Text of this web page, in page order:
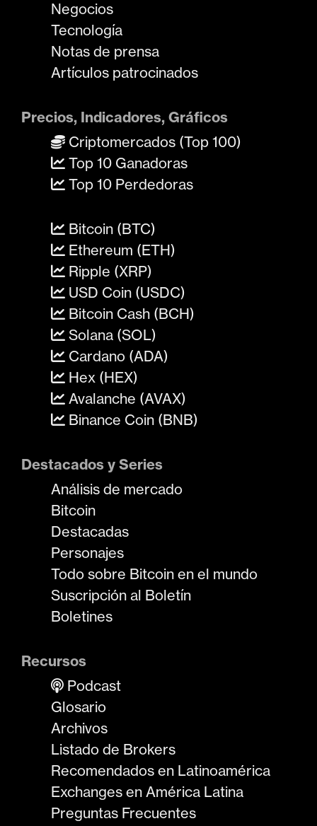
Negocios
Tecnología
Notas de prensa
Artículos patrocinados
Precios, Indicadores, Gráficos
Criptomercados (Top 100)
Top 10 Ganadoras
Top 10 Perdedoras
Bitcoin (BTC)
Ethereum (ETH)
Ripple (XRP)
USD Coin (USDC)
Bitcoin Cash (BCH)
Solana (SOL)
Cardano (ADA)
Hex (HEX)
Avalanche (AVAX)
Binance Coin (BNB)
Destacados y Series
Análisis de mercado
Bitcoin
Destacadas
Personajes
Todo sobre Bitcoin en el mundo
Suscripción al Boletín
Boletines
Recursos
Podcast
Glosario
Archivos
Listado de Brokers
Recomendados en Latinoamérica
Exchanges en América Latina
Preguntas Frecuentes